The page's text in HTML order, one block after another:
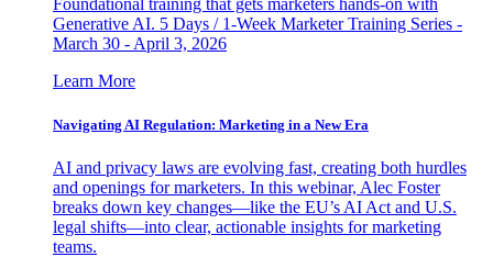
Foundational training that gets marketers hands-on with
Generative AI. 5 Days / 1-Week Marketer Training Series -
March 30 - April 3, 2026
Learn More
Navigating AI Regulation: Marketing in a New Era
AI and privacy laws are evolving fast, creating both hurdles
and openings for marketers. In this webinar, Alec Foster
breaks down key changes—like the EU’s AI Act and U.S.
legal shifts—into clear, actionable insights for marketing
teams.